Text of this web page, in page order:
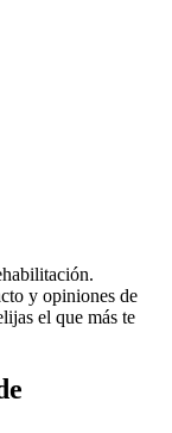
y opiniones de
el que más te